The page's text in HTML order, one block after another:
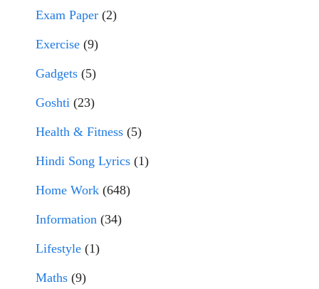
Exam Paper (2)
Exercise (9)
Gadgets (5)
Goshti (23)
Health & Fitness (5)
Hindi Song Lyrics (1)
Home Work (648)
Information (34)
Lifestyle (1)
Maths (9)